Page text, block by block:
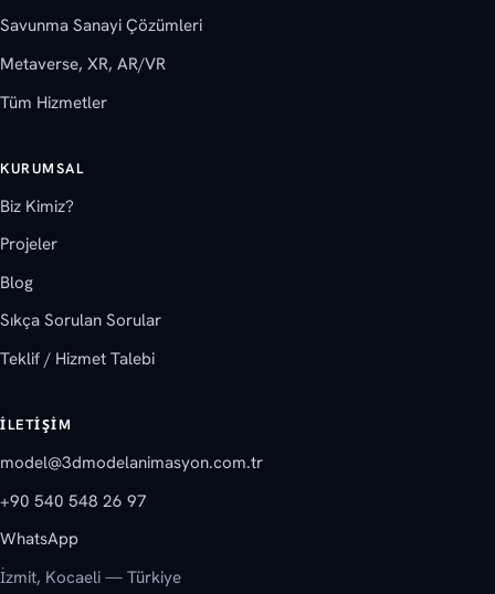
Savunma Sanayi Çözümleri
Metaverse, XR, AR/VR
Tüm Hizmetler
KURUMSAL
Biz Kimiz?
Projeler
Blog
Sıkça Sorulan Sorular
Teklif / Hizmet Talebi
İLETIŞIM
model@3dmodelanimasyon.com.tr
+90 540 548 26 97
WhatsApp
İzmit, Kocaeli — Türkiye